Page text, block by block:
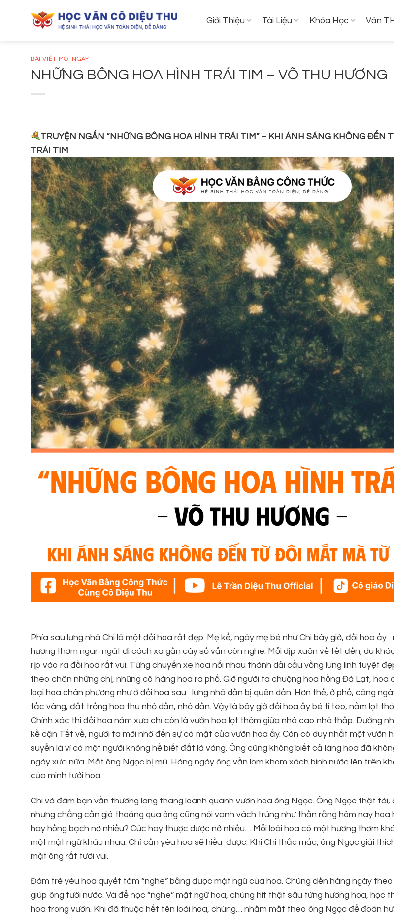
Giới Thiệu Tài Liệu Khóa Học Văn
BÀI VIẾT MỖI NGÀY
NHỮNG BÔNG HOA HÌNH TRÁI TIM – VÕ THU HƯƠNG
TRUYỆN NGẮN “NHỮNG BÔNG HOA HÌNH TRÁI TIM” – KHI ÁNH SÁNG KHÔNG ĐẾN
TRÁI TIM
Phía sau lưng nhà Chi là một đồi hoa rất đẹp. Mẹ kể, ngày mẹ bé như Chi bây giờ, đồi hoa
hương thơm ngan ngát đi cách xa gần cây số vẫn còn nghe. Mỗi dịp xuân về tết đến, du
rịp vào ra đồi hoa rất vui. Từng chuyến xe hoa nối nhau thành dải cầu vồng lung linh tuyệt
theo chân những chị, những cô hàng hoa ra phố. Giờ người ta chuộng hoa hồng Đà Lạt, hoa
loại hoa chân phương như ở đồi hoa sau lưng nhà dần bị quên dần. Hơn thế, ở phố, càng
tấc vàng, đất trồng hoa thu nhỏ dần, nhỏ dần. Vậy là bây giờ đồi hoa ấy bé tí teo, nằm lọt
Chính xác thì đồi hoa năm xưa chỉ còn là vườn hoa lọt thỏm giữa nhà cao nhà thấp. Dường
kề cận Tết về, người ta mới nhớ đến sự có mặt của vườn hoa ấy. Còn có duy nhất một vườn
suyển là vì có một người không hề biết đất là vàng. Ông cũng không biết cả làng hoa đã
ngày xưa nữa. Mắt ông Ngọc bị mù. Hàng ngày ông vẫn lom khom xách bình nước lên trên
của mình tưới hoa.
Chi và đám bạn vẫn thường lang thang loanh quanh vườn hoa ông Ngọc. Ông Ngọc thật tài,
nhưng chẳng cần gió thoảng qua ông cũng nói vanh vách trúng như thần rằng hôm nay hoa
hay hồng bạch nở nhiều? Cúc hay thược dược nở nhiều… Mỗi loài hoa có một hương thơm
một mật ngữ khác nhau. Chỉ cần yêu hoa sẽ hiểu được. Khi Chi thắc mắc, ông Ngọc giải
mặt ông rất tươi vui.
Đám trẻ yêu hoa quyết tâm “nghe” bằng được mật ngữ của hoa. Chúng đến hàng ngày
giúp ông tưới nước. Và để học “nghe” mật ngữ hoa, chúng hít thật sâu từng hương hoa, học
hoa trong vườn. Khi đã thuộc hết tên loài hoa, chúng… nhắm mắt theo ông Ngọc để đoán